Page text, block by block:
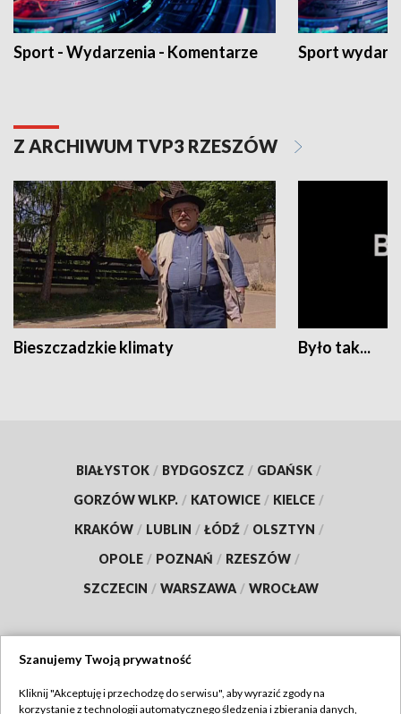
Sport - Wydarzenia - Komentarze Sport
Z ARCHIWUM TVP3 RZESZÓW
Bieszczadzkie klimaty Było tak...
BIAŁYSTOK / BYDGOSZCZ / GDAŃSK /
GORZÓW WLKP. / KATOWICE / KIELCE /
KRAKÓW / LUBLIN / ŁÓDŹ / OLSZTYN /
OPOLE / POZNAŃ / RZESZÓW /
SZCZECIN / WARSZAWA / WROCŁAW
Szanujemy Twoją prywatność
Kliknij "Akceptuję i przechodzę do serwisu", aby wyrazić zgody na
korzystanie z technologii automatycznego śledzenia i zbierania danych,